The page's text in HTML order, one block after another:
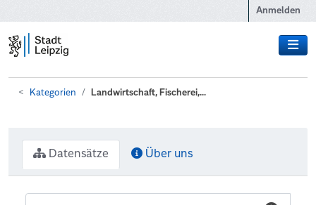
Anmelden
Kategorien Landwirtschaft, Fischerei,...
Datensätze Über uns